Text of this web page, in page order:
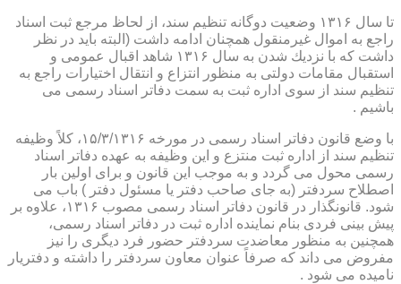
تا سال ۱۳۱۶ وضعیت دوگانه تنظیم سند، از لحاظ مرجع ثبت اسناد
راجع به اموال غیرمنقول همچنان ادامه داشت (البته باید در نظر
داشت كه با نزدیك شدن به سال ۱۳۱۶ شاهد اقبال عمومی و
استقبال مقامات دولتی به منظور انتزاع و انتقال اختیارات راجع به
تنظیم سند از سوی اداره ثبت به سمت دفاتر اسناد رسمی می
باشیم .
با وضع قانون دفاتر اسناد رسمی در مورخه ۱۵/۳/۱۳۱۶، كلاً وظیفه
تنظیم سند از اداره ثبت منتزع و این وظیفه به عهده دفاتر اسناد
رسمی محول می گردد و به موجب این قانون و برای اولین بار
اصطلاح سردفتر (به جای صاحب دفتر یا مسئول دفتر ) باب می
شود. قانونگذار در قانون دفاتر اسناد رسمی مصوب ۱۳۱۶، علاوه بر
پیش بینی فردی بنام نماینده اداره ثبت در دفاتر اسناد رسمی،
همچنین به منظور معاضدت سردفتر حضور فرد دیگری را نیز
مفروض می داند كه صرفاً عنوان معاون سردفتر را داشته و دفتریار
نامیده می شود .